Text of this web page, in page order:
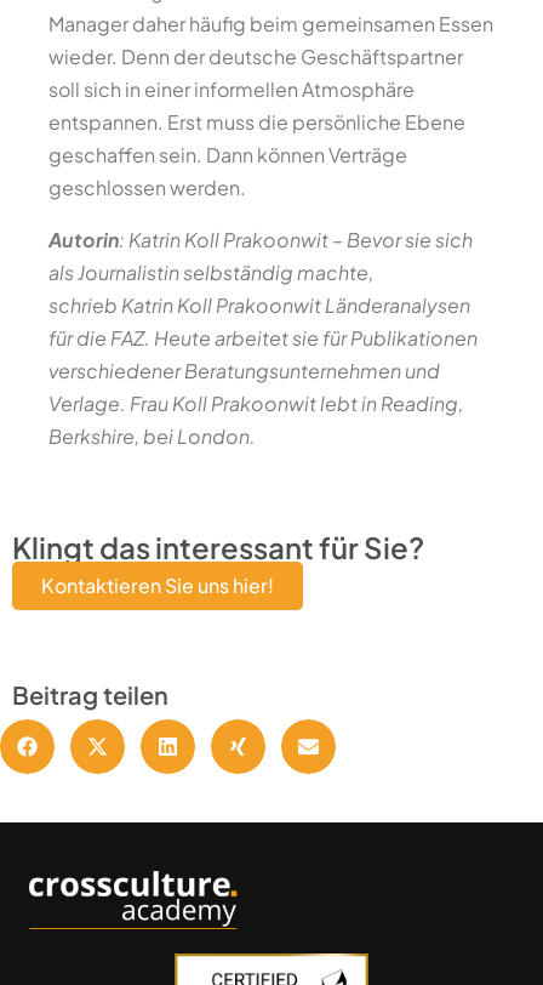
Manager daher häufig beim gemeinsamen Essen
wieder. Denn der deutsche Geschäftspartner
soll sich in einer informellen Atmosphäre
entspannen. Erst muss die persönliche Ebene
geschaffen sein. Dann können Verträge
geschlossen werden.
Autorin: Katrin Koll Prakoonwit– Bevor sie sich
als Journalistin selbständig machte,
schrieb Katrin Koll Prakoonwit Länderanalysen
für die FAZ. Heute arbeitet sie für Publikationen
verschiedener Beratungsunternehmen und
Verlage. Frau Koll Prakoonwit lebt in Reading,
Berkshire, bei London.
Klingt das interessant für Sie?
Kontaktieren Sie uns hier!
Beitrag teilen